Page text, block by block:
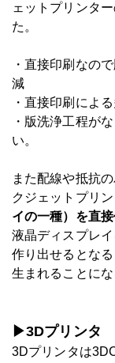
ェットプリンタ
た。
・直接印刷なの
減
・直接印刷によ
・版洗浄工程が
い。
また配線や抵抗
クジェットプリ
イの一種）を直
液晶ディスプレ
作り出せるとな
生まれることにな
▶3Dプリンタ
3Dプリンタは